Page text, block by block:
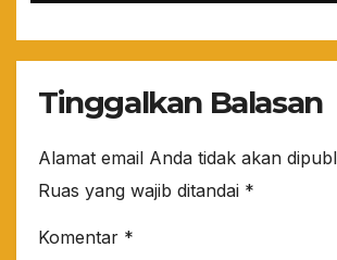
Tinggalkan Balasan
Alamat email Anda tidak akan
Ruas yang wajib ditandai *
Komentar *